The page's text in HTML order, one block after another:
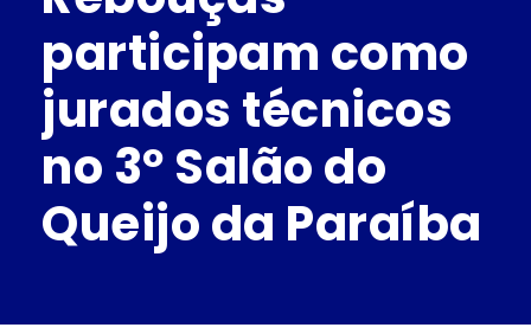
participam como
jurados técnicos
no 3º Salão do
Queijo da Paraíba